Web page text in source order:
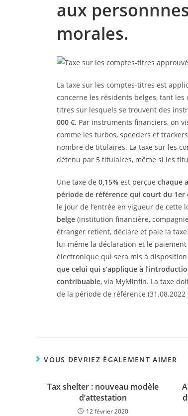
aux
morales.
La taxe sur les comptes-titres est
concerne les résidents belges, tant les
titres sur lesquels se trouvent des
000 €. Par instruments financiers, on
comme les turbos, speeders et
nombre de titulaires. La taxe sur les
détenu par 5 titulaires, même si les
Une taxe de 0,15%est perçue chaque
période de référence qui court du
le jour de l’entrée en vigueur de cette
belge(institution financière, compagnie
étranger retient, déclare et paie la
lui-même la déclaration et le
électronique qui sera mis à disposition
que celui qui s’applique à
contribuable, via MyMinfin. La taxe
de la période de référence
VOUS DEVRIEZ ÉGALEMENT AIMER
Tax shelter : nouveau modèle
d’attestation
12 février 2020